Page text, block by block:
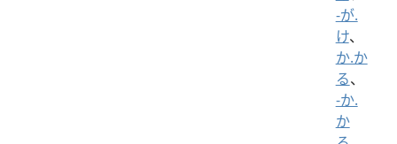
-が.
け、
か.か
る、
-か.
か